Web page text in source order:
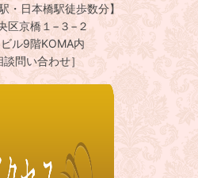
・日本橋駅徒歩数分】
区京橋１−３−２
ル9階KOMA内
談問い合わせ］